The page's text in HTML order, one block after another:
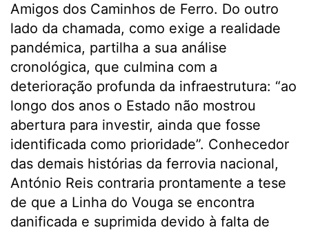
Amigos dos Caminhos de Ferro. Do outro
lado da chamada, como exige a realidade
pandémica, partilha a sua análise
cronológica, que culmina com a
deterioração profunda da infraestrutura: “ao
longo dos anos o Estado não mostrou
abertura para investir, ainda que fosse
identificada como prioridade”. Conhecedor
das demais histórias da ferrovia nacional,
António Reis contraria prontamente a tese
de que a Linha do Vouga se encontra
danificada e suprimida devido à falta de